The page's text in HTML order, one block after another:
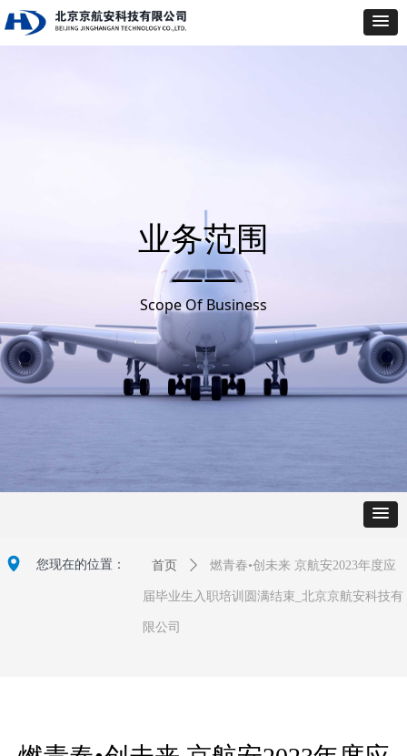
业务范围
——
Scope Of Business
넹 您现在的位置： 首页 ꄲ 燃青春•创未来 京航安2023年度应
届毕业生入职培训圆满结束_北京京航安科技有
限公司